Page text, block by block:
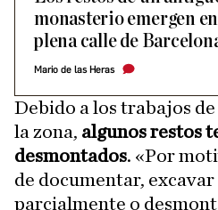
monasterio emergen en
plena calle de
Mario de las Heras
Debido a los trabajos
la zona, algunos restos
desmontados. «Por
de documentar,
parcialmente o